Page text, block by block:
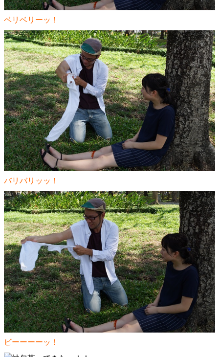
ベリベリーッ！
バリバリッッ！
ビーーーーッ！